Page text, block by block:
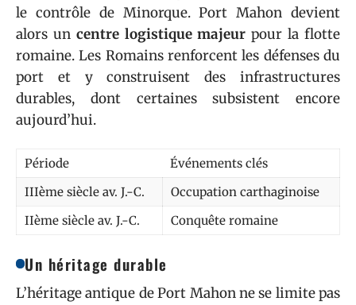
le contrôle de Minorque. Port Mahon devient
alors un centre logistique majeur pour la flotte
romaine. Les Romains renforcent les défenses du
port et y construisent des infrastructures
durables, dont certaines subsistent encore
aujourd’hui.
Période
Événements clés
IIIème siècle av. J.-C.
Occupation carthaginoise
IIème siècle av. J.-C.
Conquête romaine
Un héritage durable
L’héritage antique de Port Mahon ne se limite pas